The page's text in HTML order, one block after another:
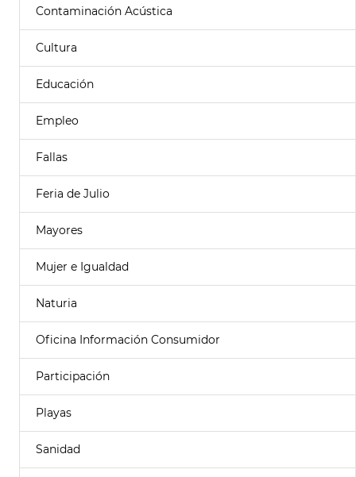
Contaminación Acústica
Cultura
Educación
Empleo
Fallas
Feria de Julio
Mayores
Mujer e Igualdad
Naturia
Oficina Información Consumidor
Participación
Playas
Sanidad